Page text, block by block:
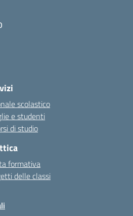
scolastico
e studenti
di studio
formativa
delle classi